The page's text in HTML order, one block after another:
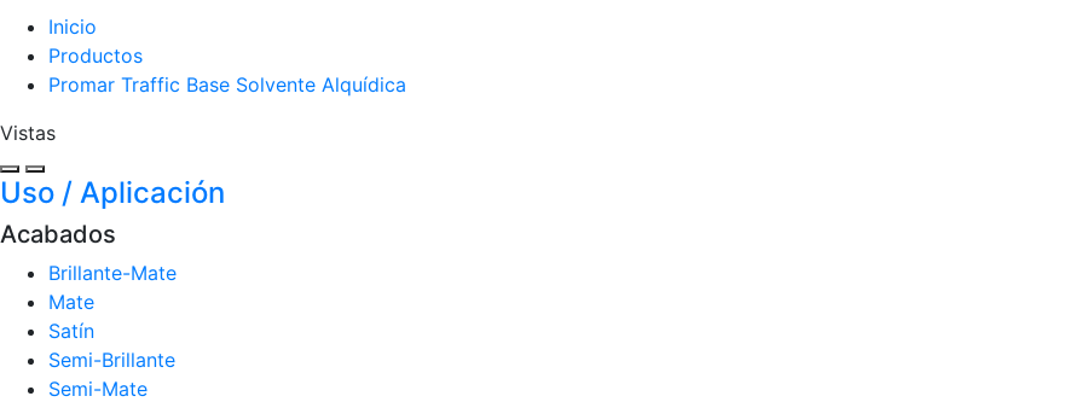
Inicio
Productos
Promar Traffic Base Solvente Alquídica
Vistas
Uso / Aplicación
Acabados
Brillante-Mate
Mate
Satín
Semi-Brillante
Semi-Mate